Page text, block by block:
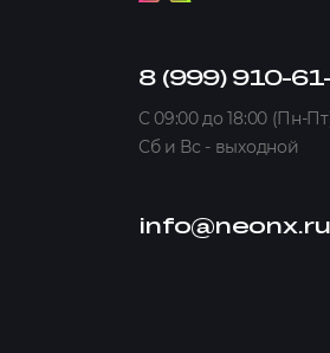
8 (999) 910-
C 09:00 до 18:00 (Пн-
Сб и Вс - выходной
info@neonx.ru